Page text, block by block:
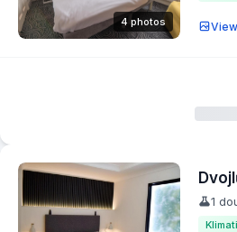
4 photos
1